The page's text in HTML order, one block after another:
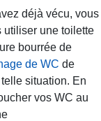
déjà vécu, vous
utiliser une toilette
bourrée de
de WC de
situation. En
vos WC au